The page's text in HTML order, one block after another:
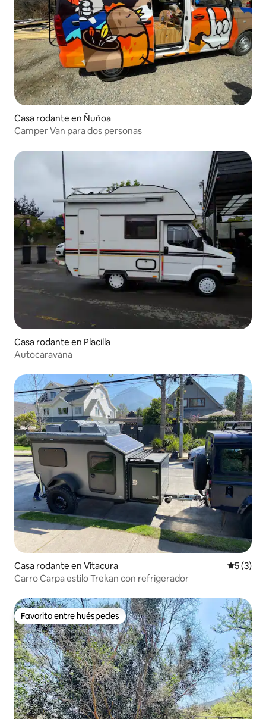
Casa rodante en Ñuñoa
Camper Van para dos personas
Casa rodante en Placilla
Autocaravana
Casa rodante en Vitacura
5 (3)
Carro Carpa estilo Trekan con refrigerador
Favorito entre huéspedes
Favorito entre huéspedes